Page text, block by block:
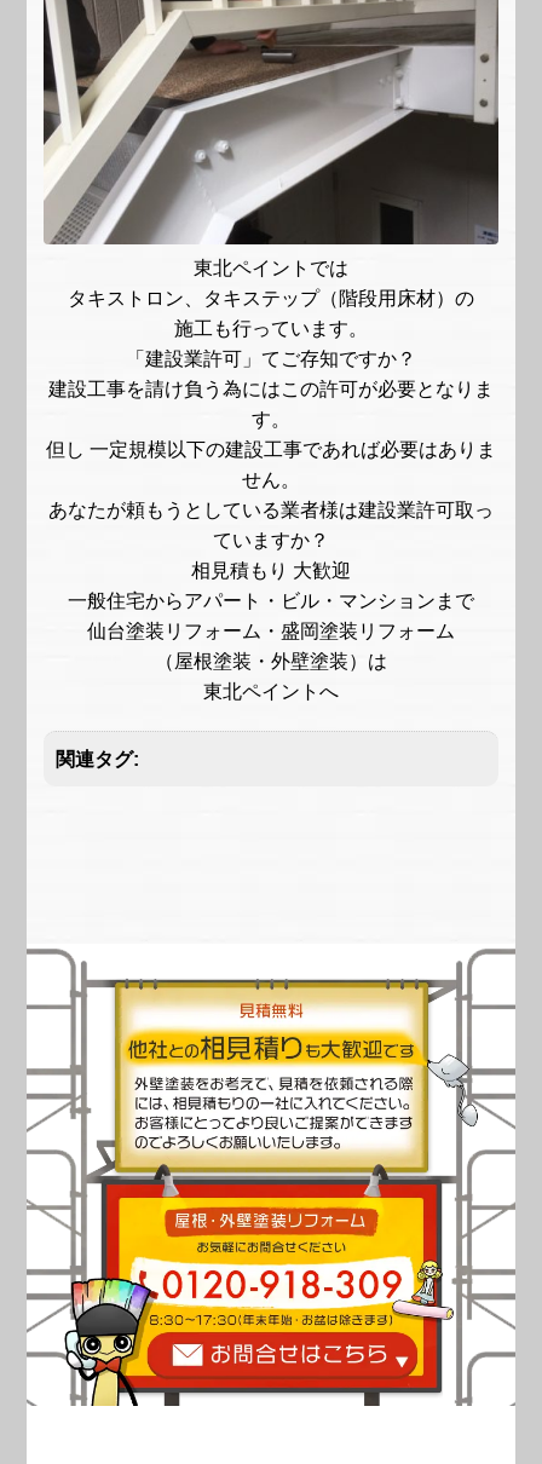
東北ペイントでは
タキストロン、タキステップ（階段用床材）の
施工も行っています。
「建設業許可」てご存知ですか？
建設工事を請け負う為にはこの許可が必要となりま
す。
但し 一定規模以下の建設工事であれば必要はありま
せん。
あなたが頼もうとしている業者様は建設業許可取っ
ていますか？
相見積もり 大歓迎
一般住宅からアパート・ビル・マンションまで
仙台塗装リフォーム・盛岡塗装リフォーム
（屋根塗装・外壁塗装）は
東北ペイントへ
関連タグ: